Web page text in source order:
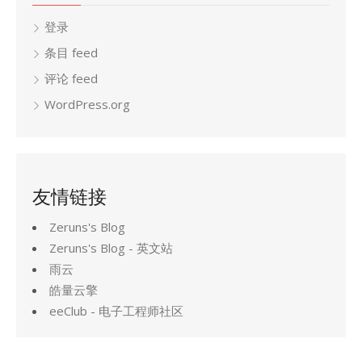
登录
条目 feed
评论 feed
WordPress.org
友情链接
Zeruns's Blog
Zeruns's Blog - 英文站
雨云
皓量云擎
eeClub - 电子工程师社区